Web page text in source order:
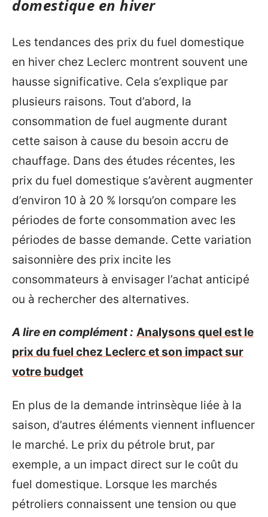
domestique en hiver
Les tendances des prix du fuel domestique
en hiver chez Leclerc montrent souvent une
hausse significative. Cela s’explique par
plusieurs raisons. Tout d’abord, la
consommation de fuel augmente durant
cette saison à cause du besoin accru de
chauffage. Dans des études récentes, les
prix du fuel domestique s’avèrent augmenter
d’environ 10 à 20 % lorsqu’on compare les
périodes de forte consommation avec les
périodes de basse demande. Cette variation
saisonnière des prix incite les
consommateurs à envisager l’achat anticipé
ou à rechercher des alternatives.
A lire en complément : Analysons quel est le
prix du fuel chez Leclerc et son impact sur
votre budget
En plus de la demande intrinsèque liée à la
saison, d’autres éléments viennent influencer
le marché. Le prix du pétrole brut, par
exemple, a un impact direct sur le coût du
fuel domestique. Lorsque les marchés
pétroliers connaissent une tension ou que